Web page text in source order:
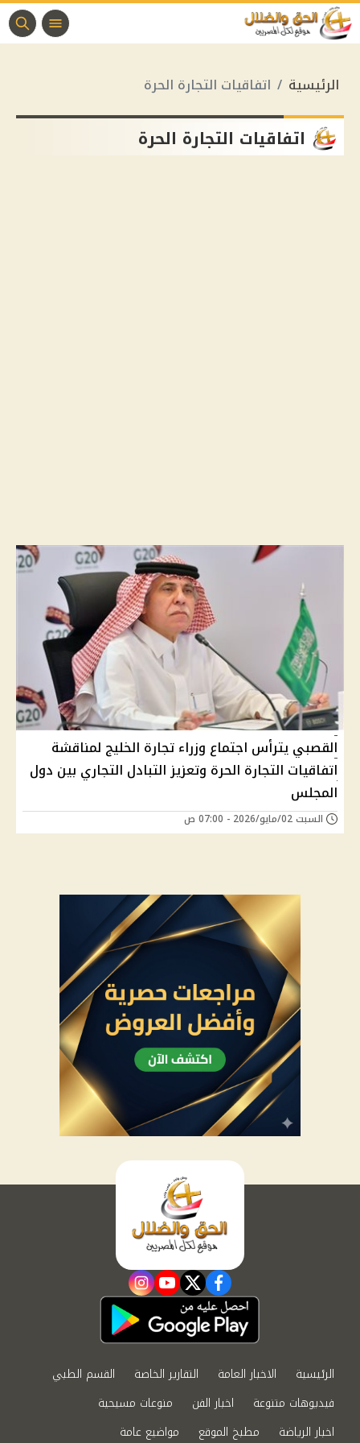
الرئيسية اتفاقيات التجارة الحرة
اتفاقيات التجارة الحرة
القصبي يترأس اجتماع وزراء تجارة الخليج لمناقشة
اتفاقيات التجارة الحرة وتعزيز التبادل التجاري بين دول
المجلس
السبت 02/مايو/2026 - 07:00 ص
facebook
twitter
youtube
instagram
الرئيسية الاخبار العامة التقارير الخاصة
القسم الطبي
فيديوهات متنوعة
اخبار الفن
منوعات مسيحية
اخبار الرياضة
مطبخ الموقع مواضيع عامة